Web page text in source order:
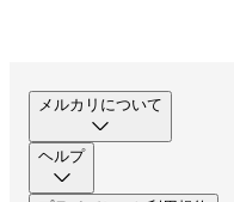
メルカリについて
ヘルプ